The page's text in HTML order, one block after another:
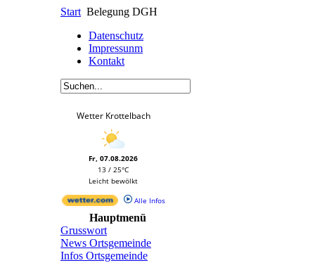
Start Belegung DGH
Datenschutz
Impressunm
Kontakt
Wetter Krottelbach
Fr, 07.08.2026
13 / 25°C
Leicht bewölkt
Alle Infos
Hauptmenü
Grusswort
News Ortsgemeinde
Infos Ortsgemeinde